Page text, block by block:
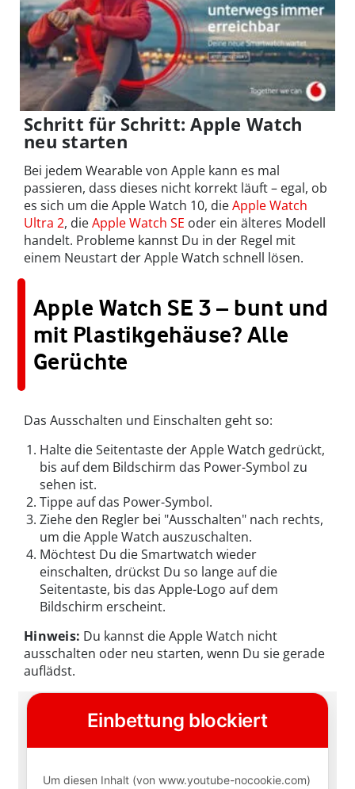
Schritt für Schritt: Apple Watch
neu starten
Bei jedem Wearable von Apple kann es mal
passieren, dass dieses nicht korrekt läuft – egal, ob
es sich um die Apple Watch 10, dieApple Watch
Ultra 2, dieApple Watch SE oder ein älteres Modell
handelt. Probleme kannst Du in der Regel mit
einem Neustart der Apple Watch schnell lösen.
Apple Watch SE 3 – bunt und
mit Plastikgehäuse? Alle
Gerüchte
Das Ausschalten und Einschalten geht so:
Halte die Seitentaste der Apple Watch gedrückt,
bis auf dem Bildschirm das Power-Symbol zu
sehen ist.
Tippe auf das Power-Symbol.
Ziehe den Regler bei "Ausschalten" nach rechts,
um die Apple Watch auszuschalten.
Möchtest Du die Smartwatch wieder
einschalten, drückst Du so lange auf die
Seitentaste, bis das Apple-Logo auf dem
Bildschirm erscheint.
Hinweis: Du kannst die Apple Watch nicht
ausschalten oder neu starten, wenn Du sie gerade
auflädst.